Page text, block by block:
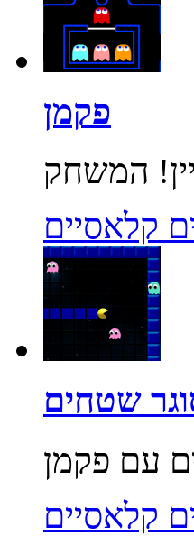
פקמן
קלאסיים
שטחים
קלאסיים